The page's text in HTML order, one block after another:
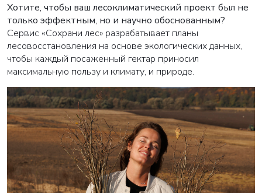
Хотите, чтобы ваш лесоклиматический проект был не
только эффектным, но и научно обоснованным?
Сервис «Сохрани лес» разрабатывает планы
лесовосстановления на основе экологических данных,
чтобы каждый посаженный гектар приносил
максимальную пользу и климату, и природе.